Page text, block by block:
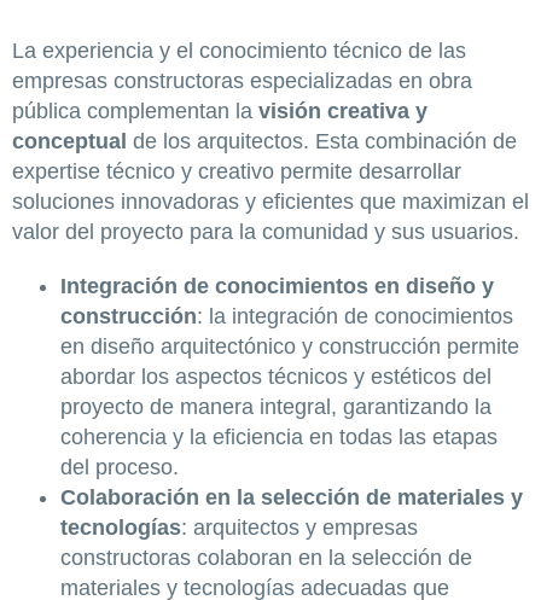
La experiencia y el conocimiento técnico de las
empresas constructoras especializadas en obra
pública complementan la visión creativa y
conceptual de los arquitectos. Esta combinación de
expertise técnico y creativo permite desarrollar
soluciones innovadoras y eficientes que maximizan el
valor del proyecto para la comunidad y sus usuarios.
Integración de conocimientos en diseño y
construcción: la integración de conocimientos
en diseño arquitectónico y construcción permite
abordar los aspectos técnicos y estéticos del
proyecto de manera integral, garantizando la
coherencia y la eficiencia en todas las etapas
del proceso.
Colaboración en la selección de materiales y
tecnologías: arquitectos y empresas
constructoras colaboran en la selección de
materiales y tecnologías adecuadas que